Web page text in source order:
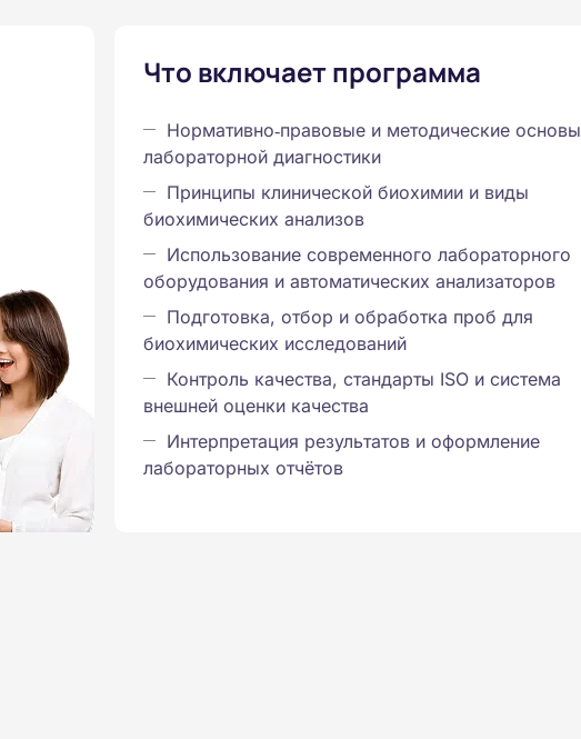
Что включает программа
Нормативно‑правовые и методические основы
лабораторной диагностики
Принципы клинической биохимии и виды
биохимических анализов
Использование современного лабораторного
оборудования и автоматических анализаторов
Подготовка, отбор и обработка проб для
биохимических исследований
Контроль качества, стандарты ISO и система
внешней оценки качества
Интерпретация результатов и оформление
лабораторных отчётов